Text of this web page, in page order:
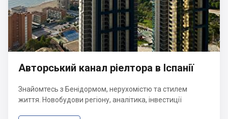
Авторський канал ріелтора в Іспанії
Знайомтесь з Бенідормом, нерухомістю та стилем
життя. Новобудови регіону, аналітика, інвестиції